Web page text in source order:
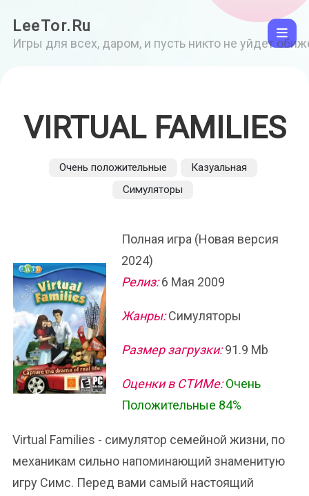
LeeTor.Ru
Игры для всех, даром, и пусть никто не уйдет
VIRTUAL FAMILIES
Очень положительные
Казуальная
Симуляторы
Полная игра (Новая версия
2024)
Релиз:6 Мая 2009
Жанры:Симуляторы
Размер загрузки:91.9 Mb
Оценки в СТИМе: Очень
Положительные 84%
Virtual Families - симулятор семейной жизни, по
механикам сильно напоминающий знаменитую
игру Симс. Перед вами самый настоящий